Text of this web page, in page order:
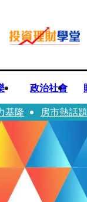
政治社會
基隆 房市熱話題